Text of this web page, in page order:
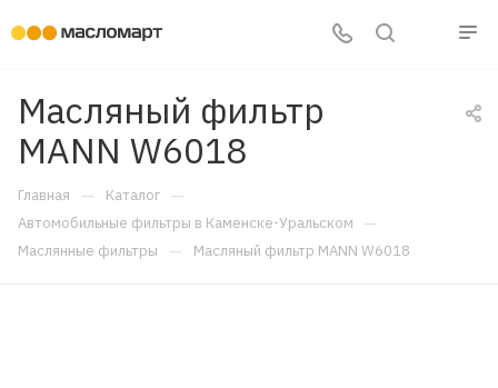
Масляный фильтр
MANN W6018
Главная — Каталог —
Автомобильные фильтры в Каменске-Уральском —
Маслянные фильтры — Масляный фильтр MANN W6018